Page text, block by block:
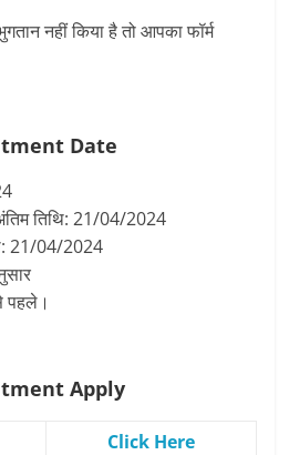
नहीं किया है तो आपका फॉर्म
Date
तिथि: 21/04/2024
21/04/2024
पहले।
Apply
Click Here